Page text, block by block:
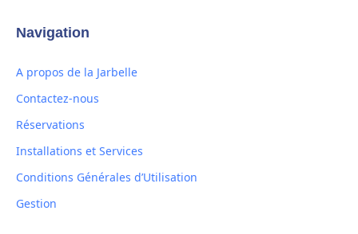
Navigation
A propos de la Jarbelle
Contactez-nous
Réservations
Installations et Services
Conditions Générales d’Utilisation
Gestion